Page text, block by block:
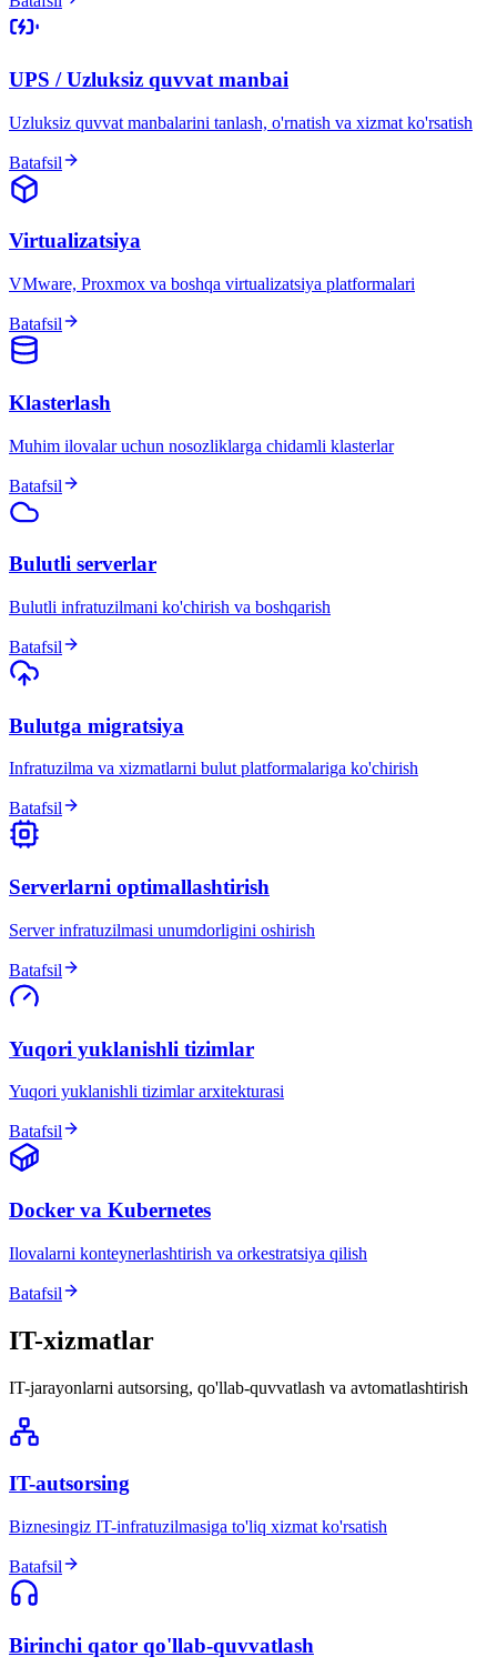
UPS / Uzluksiz quvvat manbai
Uzluksiz quvvat manbalarini tanlash, o'rnatish va xizmat ko'rsatish
Batafsil
Virtualizatsiya
VMware, Proxmox va boshqa virtualizatsiya platformalari
Batafsil
Klasterlash
Muhim ilovalar uchun nosozliklarga chidamli klasterlar
Batafsil
Bulutli serverlar
Bulutli infratuzilmani ko'chirish va boshqarish
Batafsil
Bulutga migratsiya
Infratuzilma va xizmatlarni bulut platformalariga ko'chirish
Batafsil
Serverlarni optimallashtirish
Server infratuzilmasi unumdorligini oshirish
Batafsil
Yuqori yuklanishli tizimlar
Yuqori yuklanishli tizimlar arxitekturasi
Batafsil
Docker va Kubernetes
Ilovalarni konteynerlashtirish va orkestratsiya qilish
Batafsil
IT-xizmatlar
IT-jarayonlarni autsorsing, qo'llab-quvvatlash va avtomatlashtirish
IT-autsorsing
Biznesingiz IT-infratuzilmasiga to'liq xizmat ko'rsatish
Batafsil
Birinchi qator qo'llab-quvvatlash